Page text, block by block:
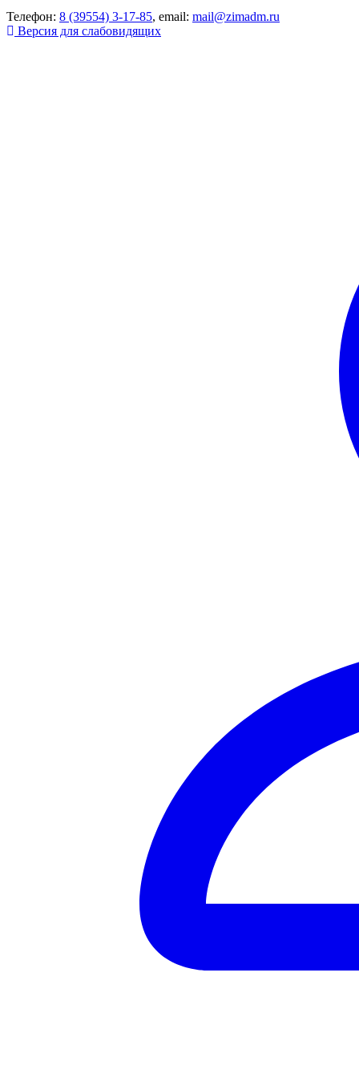
Телефон: 8 (39554) 3-17-85, email: mail@zimadm.ru
Версия для слабовидящих